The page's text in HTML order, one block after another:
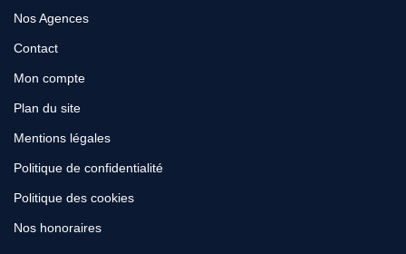
Nos Agences
Contact
Mon compte
Plan du site
Mentions légales
Politique de confidentialité
Politique des cookies
Nos honoraires